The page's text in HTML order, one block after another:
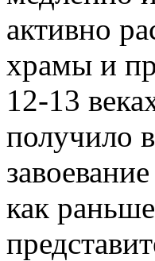
активно
храмы и
12-13
получило
как